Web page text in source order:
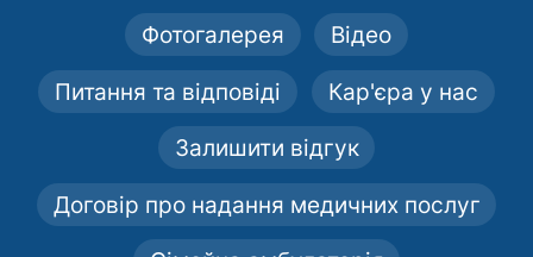
Фотогалерея Відео
Питання та відповіді Кар'єра у нас
Залишити відгук
Договір про надання медичних послуг